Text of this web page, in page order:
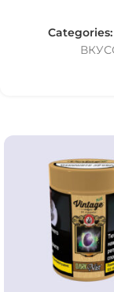
Categories: